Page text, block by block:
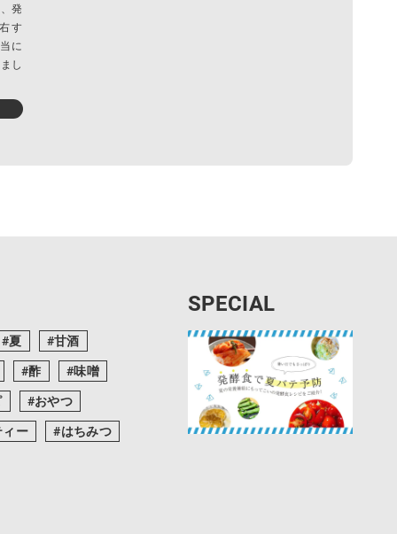
発
す
に
し
夏
甘酒
酢
味噌
おやつ
ー
はちみつ
SPECIAL